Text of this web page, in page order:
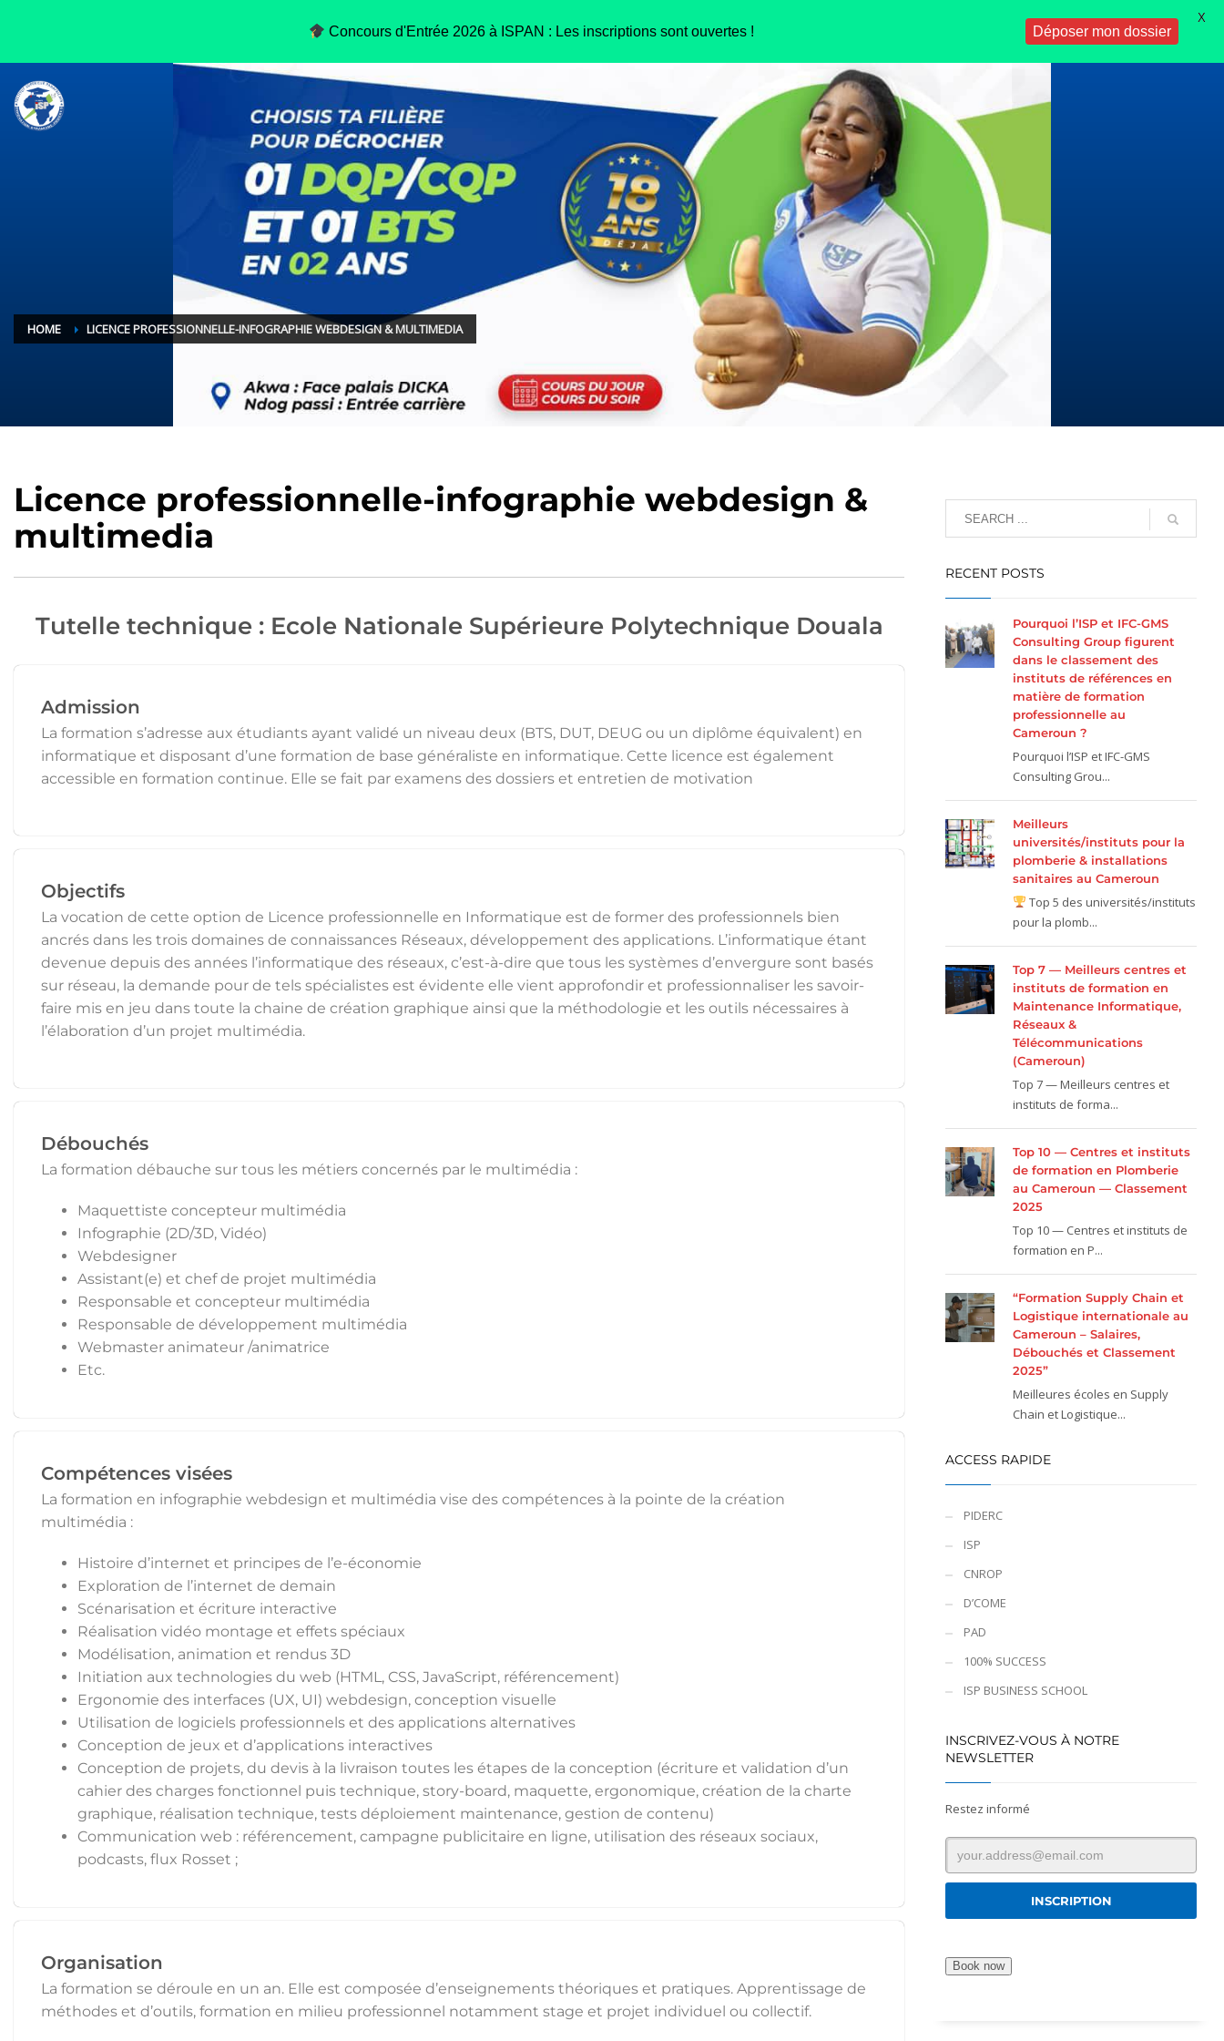
HOME LICENCE PROFESSIONNELLE-INFOGRAPHIE WEBDESIGN & MULTIMEDIA
Licence professionnelle-infographie webdesign &
multimedia
Tutelle technique : Ecole Nationale Supérieure Polytechnique Douala
Admission
La formation s’adresse aux étudiants ayant validé un niveau deux (BTS, DUT, DEUG ou un diplôme équivalent) en
informatique et disposant d’une formation de base généraliste en informatique. Cette licence est également
accessible en formation continue. Elle se fait par examens des dossiers et entretien de motivation
Objectifs
La vocation de cette option de Licence professionnelle en Informatique est de former des professionnels bien
ancrés dans les trois domaines de connaissances Réseaux, développement des applications. L’informatique étant
devenue depuis des années l’informatique des réseaux, c’est-à-dire que tous les systèmes d’envergure sont basés
sur réseau, la demande pour de tels spécialistes est évidente elle vient approfondir et professionnaliser les savoir-
faire mis en jeu dans toute la chaine de création graphique ainsi que la méthodologie et les outils nécessaires à
l’élaboration d’un projet multimédia.
Débouchés
La formation débauche sur tous les métiers concernés par le multimédia :
Maquettiste concepteur multimédia
Infographie (2D/3D, Vidéo)
Webdesigner
Assistant(e) et chef de projet multimédia
Responsable et concepteur multimédia
Responsable de développement multimédia
Webmaster animateur /animatrice
Etc.
Compétences visées
La formation en infographie webdesign et multimédia vise des compétences à la pointe de la création
multimédia :
Histoire d’internet et principes de l’e-économie
Exploration de l’internet de demain
Scénarisation et écriture interactive
Réalisation vidéo montage et effets spéciaux
Modélisation, animation et rendus 3D
Initiation aux technologies du web (HTML, CSS, JavaScript, référencement)
Ergonomie des interfaces (UX, UI) webdesign, conception visuelle
Utilisation de logiciels professionnels et des applications alternatives
Conception de jeux et d’applications interactives
Conception de projets, du devis à la livraison toutes les étapes de la conception (écriture et validation d’un
cahier des charges fonctionnel puis technique, story-board, maquette, ergonomique, création de la charte
graphique, réalisation technique, tests déploiement maintenance, gestion de contenu)
Communication web : référencement, campagne publicitaire en ligne, utilisation des réseaux sociaux,
podcasts, flux Rosset ;
Organisation
La formation se déroule en un an. Elle est composée d’enseignements théoriques et pratiques. Apprentissage de
méthodes et d’outils, formation en milieu professionnel notamment stage et projet individuel ou collectif.
RECENT POSTS
Pourquoi l’ISP et IFC-GMS
Consulting Group figurent
dans le classement des
instituts de références en
matière de formation
professionnelle au
Cameroun ?
Pourquoi l’ISP et IFC-GMS
Consulting Grou...
Meilleurs
universités/instituts pour la
plomberie & installations
sanitaires au Cameroun
Top 5 des universités/instituts
pour la plomb...
Top 7 — Meilleurs centres et
instituts de formation en
Maintenance Informatique,
Réseaux &
Télécommunications
(Cameroun)
Top 7 — Meilleurs centres et
instituts de forma...
Top 10 — Centres et instituts
de formation en Plomberie
au Cameroun — Classement
2025
Top 10 — Centres et instituts de
formation en P...
“Formation Supply Chain et
Logistique internationale au
Cameroun – Salaires,
Débouchés et Classement
2025”
Meilleures écoles en Supply
Chain et Logistique...
ACCESS RAPIDE
PIDERC
ISP
CNROP
D’COME
PAD
100% SUCCESS
ISP BUSINESS SCHOOL
INSCRIVEZ-VOUS À NOTRE
NEWSLETTER
Restez informé
Book now
Concours d'Entrée 2026 à ISPAN : Les inscriptions sont ouvertes ! Déposer mon dossier
X